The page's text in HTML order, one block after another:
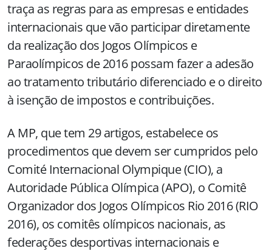
traça as regras para as empresas e entidades
internacionais que vão participar diretamente
da realização dos Jogos Olímpicos e
Paraolímpicos de 2016 possam fazer a adesão
ao tratamento tributário diferenciado e o direito
à isenção de impostos e contribuições.
A MP, que tem 29 artigos, estabelece os
procedimentos que devem ser cumpridos pelo
Comité Internacional Olympique (CIO), a
Autoridade Pública Olímpica (APO), o Comitê
Organizador dos Jogos Olímpicos Rio 2016 (RIO
2016), os comitês olímpicos nacionais, as
federações desportivas internacionais e